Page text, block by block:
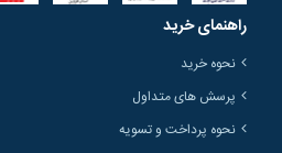
راهنمای خرید
نحوه خرید
پرسش های متداول
نحوه پرداخت و تسویه